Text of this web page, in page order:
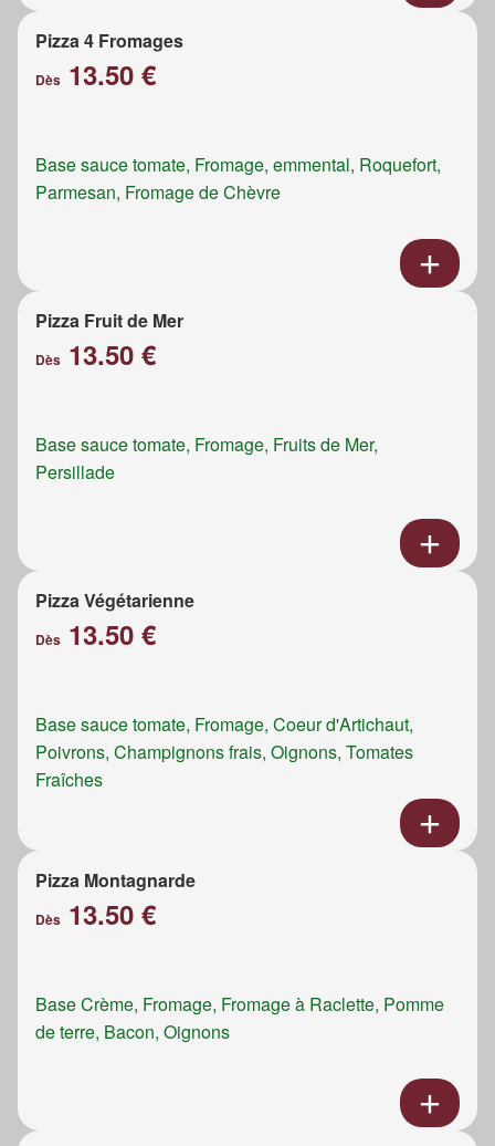
Pizza 4 Fromages
Dès 13.50 €
Base sauce tomate, Fromage, emmental, Roquefort,
Parmesan, Fromage de Chèvre
Pizza Fruit de Mer
Dès 13.50 €
Base sauce tomate, Fromage, Fruits de Mer,
Persillade
Pizza Végétarienne
Dès 13.50 €
Base sauce tomate, Fromage, Coeur d'Artichaut,
Poivrons, Champignons frais, Oignons, Tomates
Fraîches
Pizza Montagnarde
Dès 13.50 €
Base Crème, Fromage, Fromage à Raclette, Pomme
de terre, Bacon, Oignons